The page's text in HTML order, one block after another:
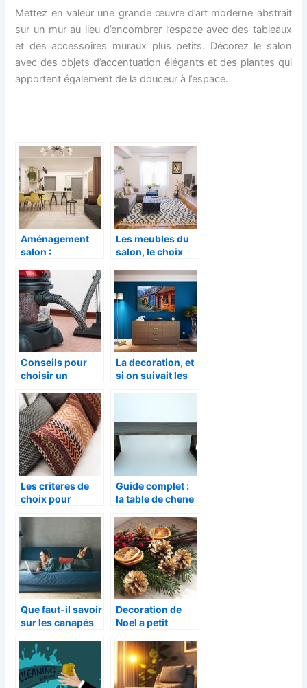
Mettez en valeur une grande œuvre d’art moderne abstrait
sur un mur au lieu d’encombrer l’espace avec des tableaux
et des accessoires muraux plus petits. Décorez le salon
avec des objets d’accentuation élégants et des plantes qui
apportent également de la douceur à l’espace.
Aménagement
salon :
et disposition de
meubles
Les meubles du
salon, le choix
Conseils pour
choisir un
d’aspirateur
vapeur
La decoration, et
si on suivait les
Les criteres de
choix pour
convertible
Guide complet :
la table de chene
a manger
Que faut-il savoir
sur les canapés
Decoration de
Noel a petit